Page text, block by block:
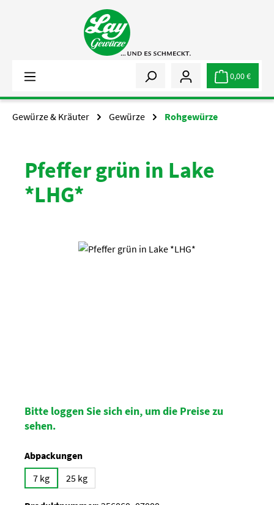
Zum Hauptinhalt springen
0,00 €
Gewürze & Kräuter Gewürze Rohgewürze
Pfeffer grün in Lake
*LHG*
Bildergalerie überspringen
Bitte loggen Sie sich ein, um die Preise zu
sehen.
Abpackungenauswählen
7 kg
25 kg